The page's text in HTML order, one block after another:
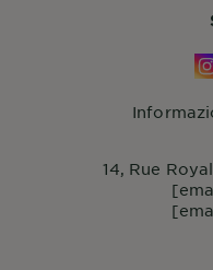
14, Rue